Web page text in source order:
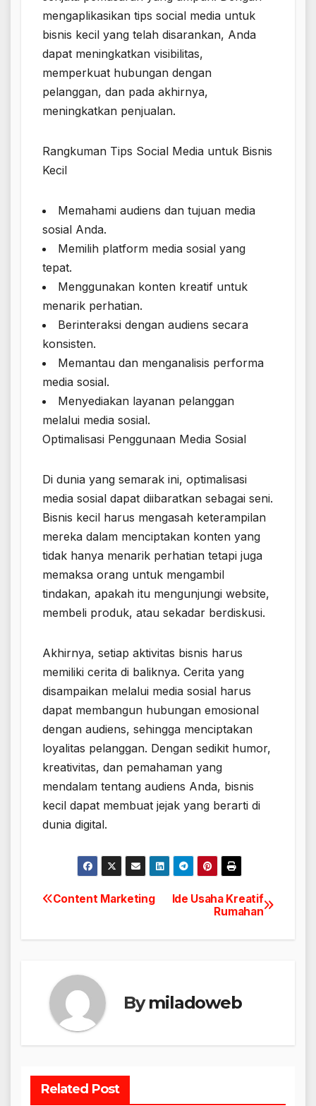
mengaplikasikan tips social media untuk
bisnis kecil yang telah disarankan, Anda
dapat meningkatkan visibilitas,
memperkuat hubungan dengan
pelanggan, dan pada akhirnya,
meningkatkan penjualan.
Rangkuman Tips Social Media untuk Bisnis
Kecil
Memahami audiens dan tujuan media
sosial Anda.
Memilih platform media sosial yang
tepat.
Menggunakan konten kreatif untuk
menarik perhatian.
Berinteraksi dengan audiens secara
konsisten.
Memantau dan menganalisis performa
media sosial.
Menyediakan layanan pelanggan
melalui media sosial.
Optimalisasi Penggunaan Media Sosial
Di dunia yang semarak ini, optimalisasi
media sosial dapat diibaratkan sebagai seni.
Bisnis kecil harus mengasah keterampilan
mereka dalam menciptakan konten yang
tidak hanya menarik perhatian tetapi juga
memaksa orang untuk mengambil
tindakan, apakah itu mengunjungi website,
membeli produk, atau sekadar berdiskusi.
Akhirnya, setiap aktivitas bisnis harus
memiliki cerita di baliknya. Cerita yang
disampaikan melalui media sosial harus
dapat membangun hubungan emosional
dengan audiens, sehingga menciptakan
loyalitas pelanggan. Dengan sedikit humor,
kreativitas, dan pemahaman yang
mendalam tentang audiens Anda, bisnis
kecil dapat membuat jejak yang berarti di
dunia digital.
Navigasi
pos
Ide Usaha Kreatif
Rumahan
Content Marketing
Bymiladoweb
Related Post